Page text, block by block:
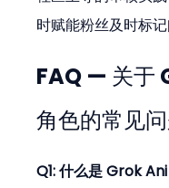
时赋能粉丝及时标记
FAQ — 关于
角色的常见
Q1: 什么是 Grok